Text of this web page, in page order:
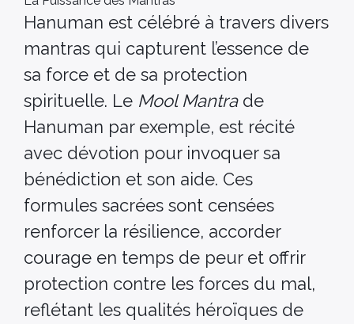
Hanuman est célébré à travers divers
mantras qui capturent l’essence de
sa force et de sa protection
spirituelle. Le Mool Mantrade
Hanuman par exemple, est récité
avec dévotion pour invoquer sa
bénédiction et son aide. Ces
formules sacrées sont censées
renforcer la résilience, accorder
courage en temps de peur et offrir
protection contre les forces du mal,
reflétant les qualités héroïques de